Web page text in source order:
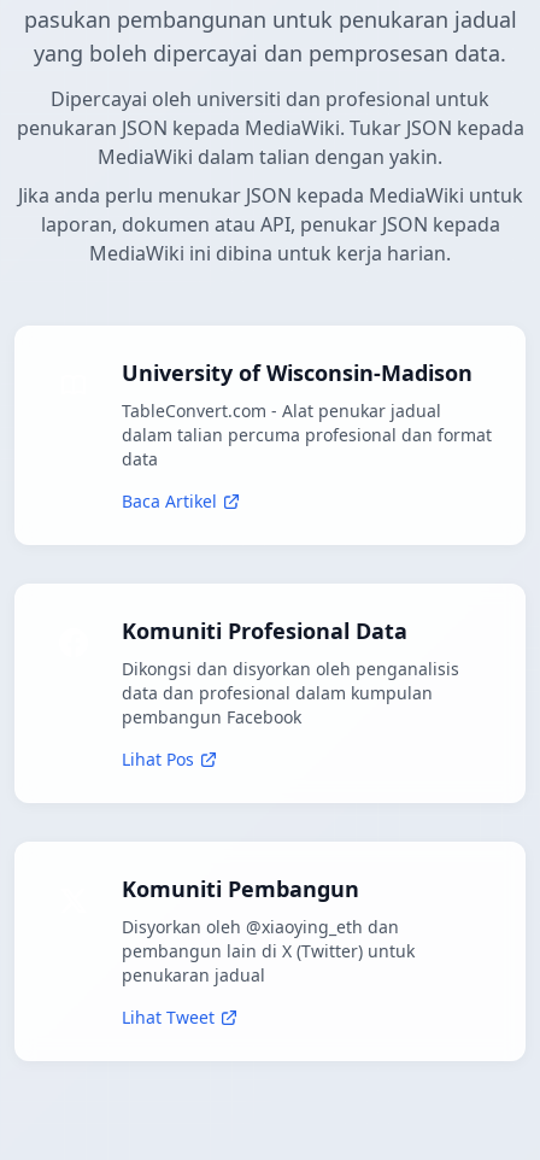
pasukan pembangunan untuk penukaran jadual
yang boleh dipercayai dan pemprosesan data.
Dipercayai oleh universiti dan profesional untuk
penukaran JSON kepada MediaWiki. Tukar JSON kepada
MediaWiki dalam talian dengan yakin.
Jika anda perlu menukar JSON kepada MediaWiki untuk
laporan, dokumen atau API, penukar JSON kepada
MediaWiki ini dibina untuk kerja harian.
University of Wisconsin-Madison
TableConvert.com - Alat penukar jadual
dalam talian percuma profesional dan format
data
Baca Artikel
Komuniti Profesional Data
Dikongsi dan disyorkan oleh penganalisis
data dan profesional dalam kumpulan
pembangun Facebook
Lihat Pos
Komuniti Pembangun
Disyorkan oleh @xiaoying_eth dan
pembangun lain di X (Twitter) untuk
penukaran jadual
Lihat Tweet